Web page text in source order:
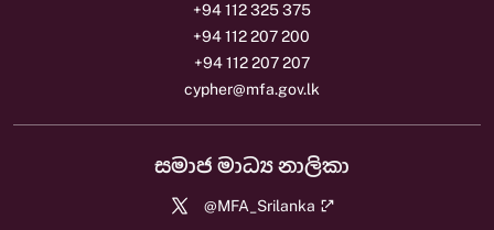
+94 112 325 375
+94 112 207 200
+94 112 207 207
cypher@mfa.gov.lk
සමාජ මාධ්‍ය නාලිකා
@MFA_Srilanka